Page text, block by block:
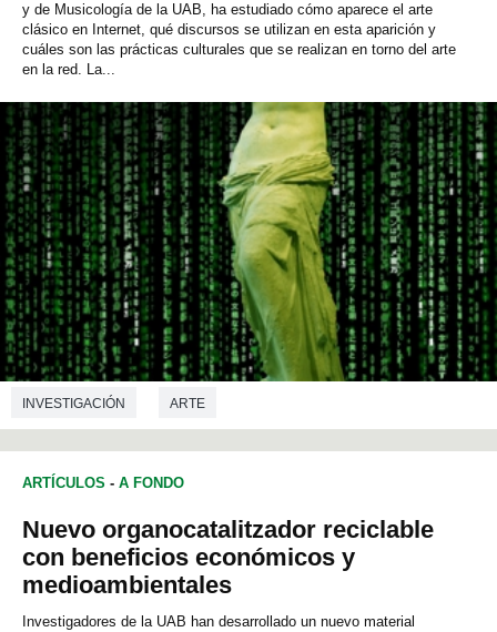
y de Musicología de la UAB, ha estudiado cómo aparece el arte
clásico en Internet, qué discursos se utilizan en esta aparición y
cuáles son las prácticas culturales que se realizan en torno del arte
en la red. La...
INVESTIGACIÓN ARTE
ARTÍCULOS - A FONDO
Nuevo organocatalitzador reciclable
con beneficios económicos y
medioambientales
Investigadores de la UAB han desarrollado un nuevo material